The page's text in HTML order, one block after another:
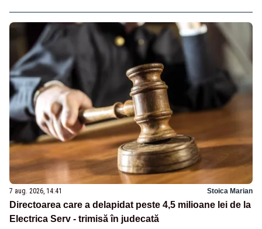
7 aug. 2026, 14:41 Stoica Marian
Directoarea care a delapidat peste 4,5 milioane lei de la
Electrica Serv - trimisă în judecată